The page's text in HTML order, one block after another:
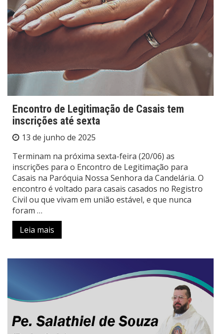
Encontro de Legitimação de Casais tem
inscrições até sexta
13 de junho de 2025
Terminam na próxima sexta-feira (20/06) as
inscrições para o Encontro de Legitimação para
Casais na Paróquia Nossa Senhora da Candelária. O
encontro é voltado para casais casados no Registro
Civil ou que vivam em união estável, e que nunca
foram …
Leia mais